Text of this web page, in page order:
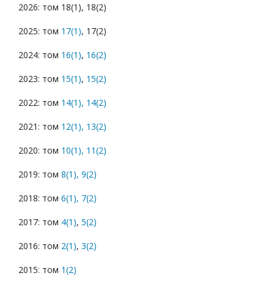
2026: том 18(1), 18(2)
2025: том 17(1), 17(2)
2024: том 16(1), 16(2)
2023: том 15(1), 15(2)
2022: том 14(1), 14(2)
2021: том 12(1), 13(2)
2020: том 10(1), 11(2)
2019: том 8(1), 9(2)
2018: том 6(1), 7(2)
2017: том 4(1), 5(2)
2016: том 2(1), 3(2)
2015: том 1(2)